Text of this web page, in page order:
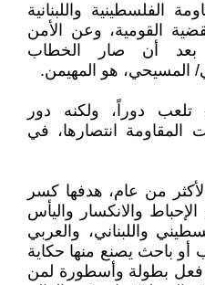
الفلسطينية واللبنانية
القومية، وعن الأمن
بعد أن صار الخطاب
المسيحي، هو المهيمن.
تلعب دوراً، ولكنه دور
المقاومة انتصارها، في
من عام، هدفها كسر
والانكسار واليأس
واللبناني، والعربي
أو باحث يصنع منها حكاية
فعل بطولة وأسطورة لمن